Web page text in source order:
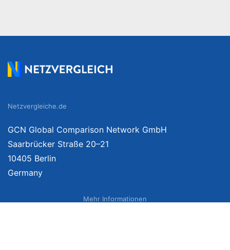
Netzvergleiche.de
GCN Global Comparison Network GmbH
Saarbrücker Straße 20–21
10405 Berlin
Germany
Mehr Informationen